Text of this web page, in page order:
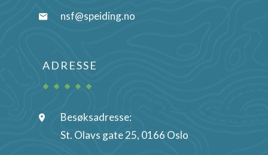
nsf@speiding.no
ADRESSE
Besøksadresse:
St. Olavs gate 25, 0166 Oslo